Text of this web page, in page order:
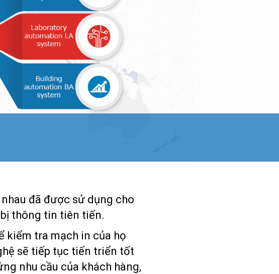
đã được sử dụng cho
thông tin tiên tiến.
kiểm tra mạch in của họ
sẽ tiếp tục tiến triển tốt
nhu cầu của khách hàng,